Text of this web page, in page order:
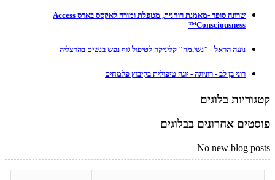
שרונה סופר -מאמנת רוחנית, מטפלת ומורה לאקסס בארס Access
Consciousness™
נועה הראל - "נשי.מה" קליניקה לטיפול גוף נפש בנשים בהרצליה
רוני בן לב - רוניוגה - יוגה טיפולית בקיבוץ פלמחים
קטגוריות בלוגים
פוסטים אחרונים בבלוגים
No new blog posts